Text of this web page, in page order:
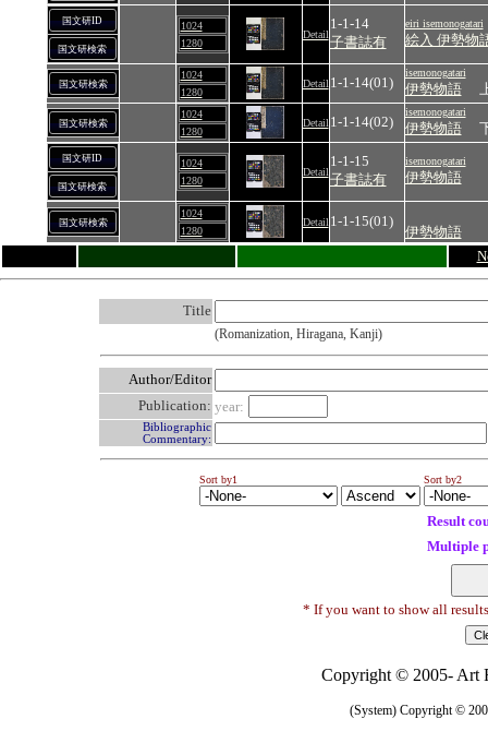
国文研ID
国文研検索
1024
1280
Detail
1-1-14
子書誌有
eiri isemonogatari
絵入 伊勢物
国文研検索
1024
1280
Detail 1-1-14(01)
isemonogatari
伊勢物語
国文研検索
1024
1280
Detail 1-1-14(02)
isemonogatari
伊勢物語
国文研ID
国文研検索
1024
1280
Detail
1-1-15
子書誌有
isemonogatari
伊勢物語
国文研検索
1024
1280
Detail 1-1-15(01)
伊勢物語
Title
(Romanization, Hiragana, Kanji)
Author/Editor
Publication: year:
Bibliographic
Commentary:
Sort by1 Sort by2
Result
Multiple
* If you want to show all
Copyright © 2005- Art
(System) Copyright ©